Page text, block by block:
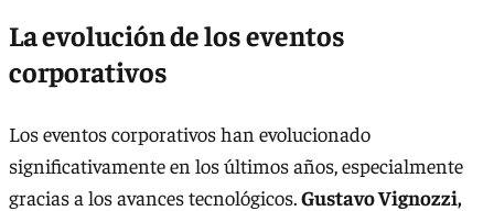
La evolución de los eventos
corporativos
Los eventos corporativos han evolucionado
significativamente en los últimos años, especialmente
gracias a los avances tecnológicos.Gustavo Vignozzi,